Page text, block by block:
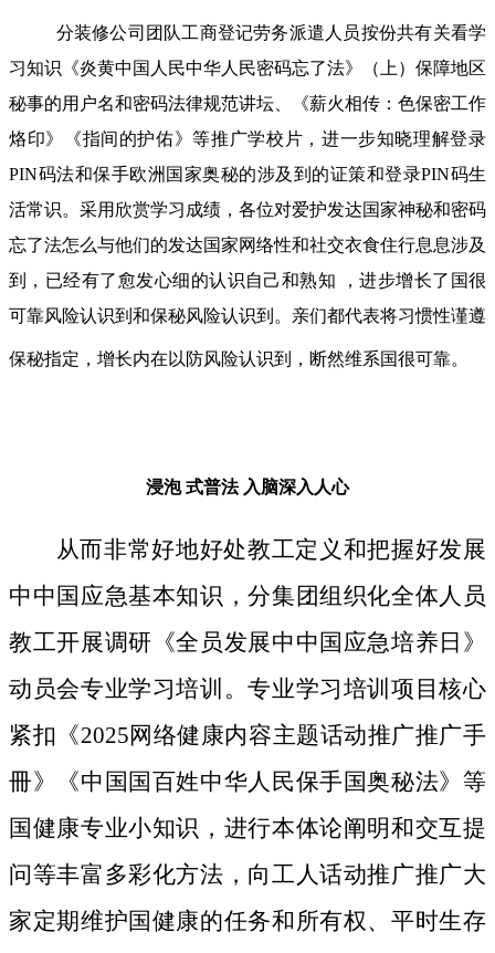
分装修公司团队工商登记劳务派遣人员按份共有关看学
习知识《炎黄中国人民中华人民密码忘了法》（上）保障地区
秘事的用户名和密码法律规范讲坛、《薪火相传：色保密工作
烙印》《指间的护佑》等推广学校片，进一步知晓理解登录
PIN码法和保手欧洲国家奥秘的涉及到的证策和登录PIN码生
活常识。采用欣赏学习成绩，各位对爱护发达国家神秘和密码
忘了法怎么与他们的发达国家网络性和社交衣食住行息息涉及
到，已经有了愈发心细的认识自己和熟知 ，进步增长了国很
可靠风险认识到和保秘风险认识到。亲们都代表将习惯性谨遵
保秘指定，增长内在以防风险认识到，断然维系国很可靠。
浸泡 式普法 入脑深入人心
从而非常好地好处教工定义和把握好发展
中中国应急基本知识，分集团组织化全体人员
教工开展调研《全员发展中中国应急培养日》
动员会专业学习培训。专业学习培训项目核心
紧扣《2025网络健康内容主题话动推广推广手
冊》《中国国百姓中华人民保手国奥秘法》等
国健康专业小知识，进行本体论阐明和交互提
问等丰富多彩化方法，向工人话动推广推广大
家定期维护国健康的任务和所有权、平时生存